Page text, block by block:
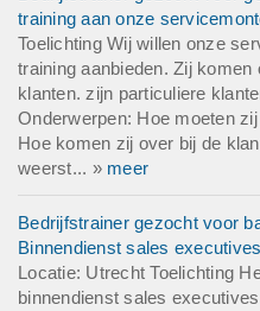
training aan onze
Toelichting Wij willen onze
training aanbieden. Zij
klanten. zijn particuliere
Onderwerpen: Hoe moeten
Hoe komen zij over bij de
weerst... » meer
Bedrijfstrainer gezocht voor
Binnendienst sales executives
Locatie: Utrecht Toelichting
binnendienst sales